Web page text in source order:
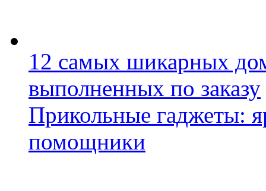
12 самых шикарных
выполненных по заказу
Прикольные гаджеты:
помощники